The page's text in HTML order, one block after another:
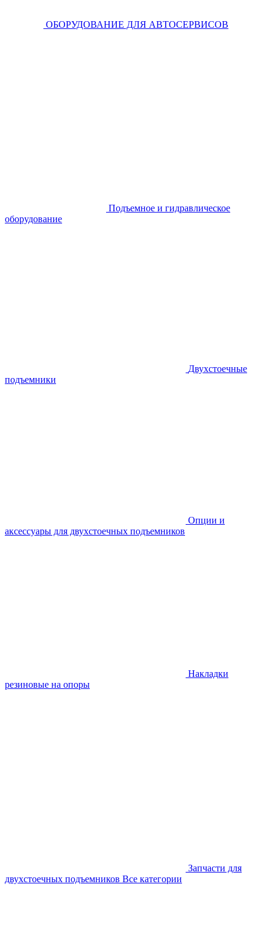
ОБОРУДОВАНИЕ ДЛЯ АВТОСЕРВИСОВ
Подъемное и гидравлическое
оборудование
Двухстоечные
подъемники
Опции и
аксессуары для двухстоечных подъемников
Накладки
резиновые на опоры
Запчасти для
двухстоечных подъемников Все категории